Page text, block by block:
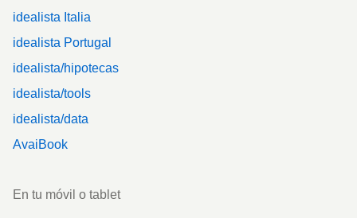
idealista Italia
idealista Portugal
idealista/hipotecas
idealista/tools
idealista/data
AvaiBook
En tu móvil o tablet